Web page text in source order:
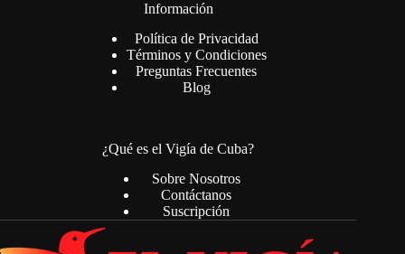
Información
Política de Privacidad
Términos y Condiciones
Preguntas Frecuentes
Blog
¿Qué es el Vigía de Cuba?
Sobre Nosotros
Contáctanos
Suscripción